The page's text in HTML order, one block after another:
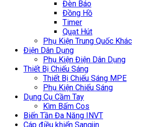
Đèn Báo
Đồng Hồ
Timer
Quạt Hút
Phụ Kiện Trung Quốc Khác
Điện Dân Dụng
Phụ Kiện Điện Dân Dụng
Thiết Bị Chiếu Sáng
Thiết Bị Chiếu Sáng MPE
Phụ Kiện Chiếu Sáng
Dụng Cụ Cầm Tay
Kìm Bấm Cos
Biến Tần Đa Năng INVT
Cáp điều khiển Sangjin